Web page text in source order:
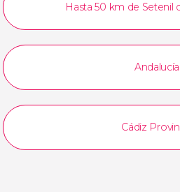
Hasta 50 km de Setenil
Andalucía
Cádiz